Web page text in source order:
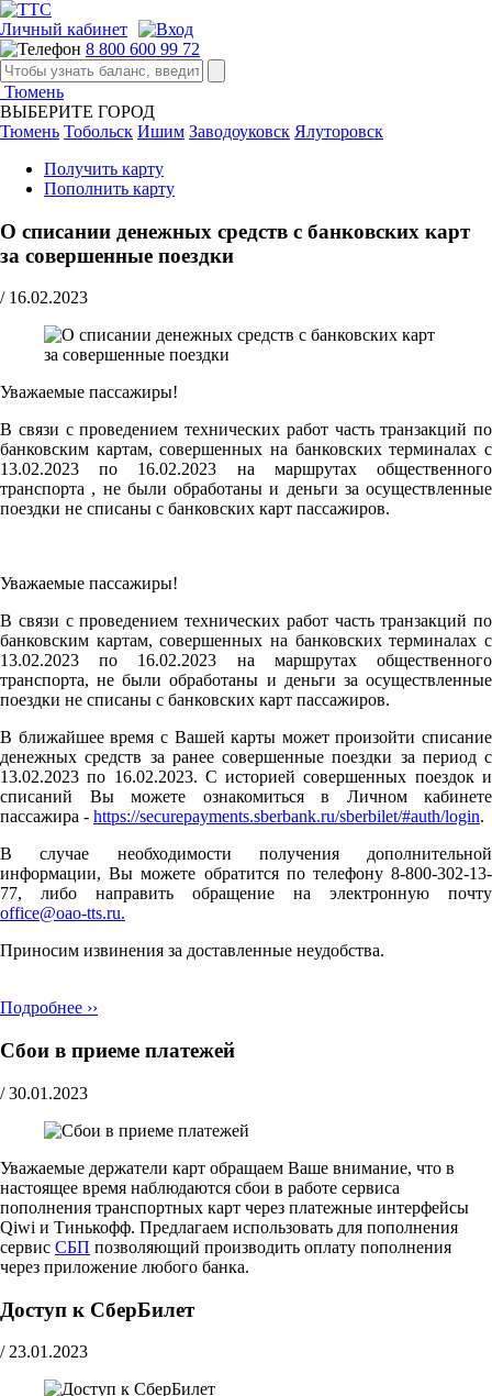
Личный кабинет
8 800 600 99 72
Тюмень
ВЫБЕРИТЕ ГОРОД
Тюмень Тобольск Ишим Заводоуковск Ялуторовск
Получить карту
Пополнить карту
О списании денежных средств с банковских карт
за совершенные поездки
/ 16.02.2023
Уважаемые пассажиры!
В связи с проведением технических работ часть транзакций по
банковским картам, совершенных на банковских терминалах с
13.02.2023 по 16.02.2023 на маршрутах общественного
транспорта , не были обработаны и деньги за осуществленные
поездки не списаны с банковских карт пассажиров.
Уважаемые пассажиры!
В связи с проведением технических работ часть транзакций по
банковским картам, совершенных на банковских терминалах с
13.02.2023 по 16.02.2023 на маршрутах общественного
транспорта, не были обработаны и деньги за осуществленные
поездки не списаны с банковских карт пассажиров.
В ближайшее время с Вашей карты может произойти списание
денежных средств за ранее совершенные поездки за период с
13.02.2023 по 16.02.2023. С историей совершенных поездок и
списаний Вы можете ознакомиться в Личном кабинете
пассажира - https://securepayments.sberbank.ru/sberbilet/#auth/login.
В случае необходимости получения дополнительной
информации, Вы можете обратится по телефону 8-800-302-13-
77, либо направить обращение на электронную почту
office@oao-tts.ru.
Приносим извинения за доставленные неудобства.
Подробнее ››
Сбои в приеме платежей
/ 30.01.2023
Уважаемые держатели карт обращаем Ваше внимание, что в
настоящее время наблюдаются сбои в работе сервиса
пополнения транспортных карт через платежные интерфейсы
Qiwi и Тинькофф. Предлагаем использовать для пополнения
сервис СБП позволяющий производить оплату пополнения
через приложение любого банка.
Доступ к СберБилет
/ 23.01.2023